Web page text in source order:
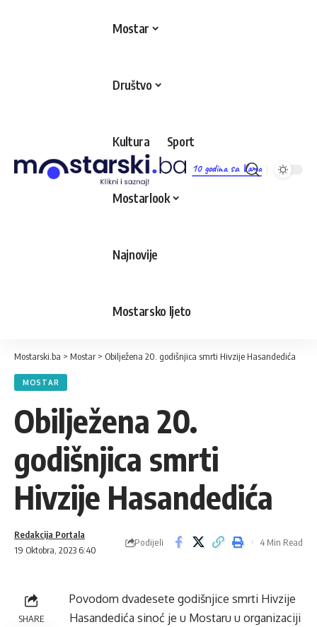
10 godina sa Vama
Mostar
Društvo
Kultura Sport
Mostarlook
Najnovije
Mostarsko ljeto
Mostarski.ba > Mostar > Obilježena 20. godišnjica smrti Hivzije Hasandedića
MOSTAR
Obilježena 20.
godišnjica smrti
Hivzije Hasandedića
19 Oktobra, 2023 6:40
Redakcija Portala
Podijeli 4 Min Read
SHARE
Povodom dvadesete godišnjice smrti Hivzije
Hasandedića sinoć je u Mostaru u organizaciji